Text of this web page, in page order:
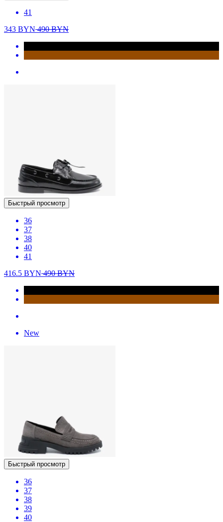
41
343 BYN490BYN
Быстрый просмотр
36
37
38
40
41
416.5 BYN490BYN
New
Быстрый просмотр
36
37
38
39
40